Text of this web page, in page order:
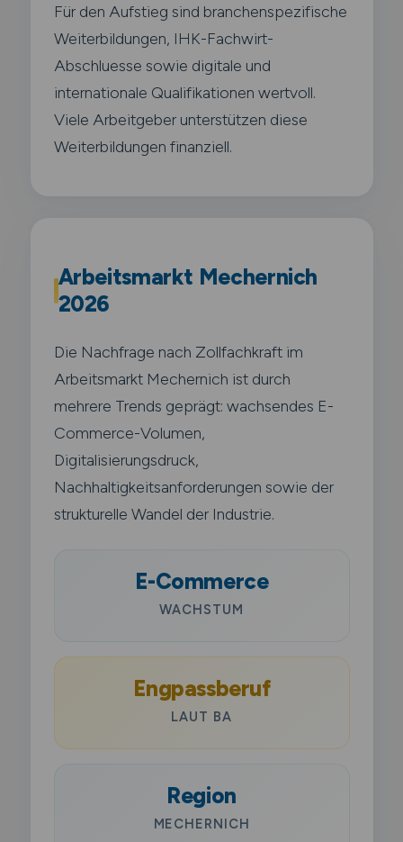
Für den Aufstieg sind branchenspezifische
Weiterbildungen, IHK-Fachwirt-
Abschluesse sowie digitale und
internationale Qualifikationen wertvoll.
Viele Arbeitgeber unterstützen diese
Weiterbildungen finanziell.
Arbeitsmarkt Mechernich
2026
Die Nachfrage nach Zollfachkraft im
Arbeitsmarkt Mechernich ist durch
mehrere Trends geprägt: wachsendes E-
Commerce-Volumen,
Digitalisierungsdruck,
Nachhaltigkeitsanforderungen sowie der
strukturelle Wandel der Industrie.
E-Commerce
WACHSTUM
Engpassberuf
LAUT BA
Region
MECHERNICH